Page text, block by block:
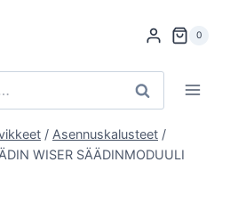
0
Haku
/ Asennuskalusteet /
WISER SÄÄDINMODUULI